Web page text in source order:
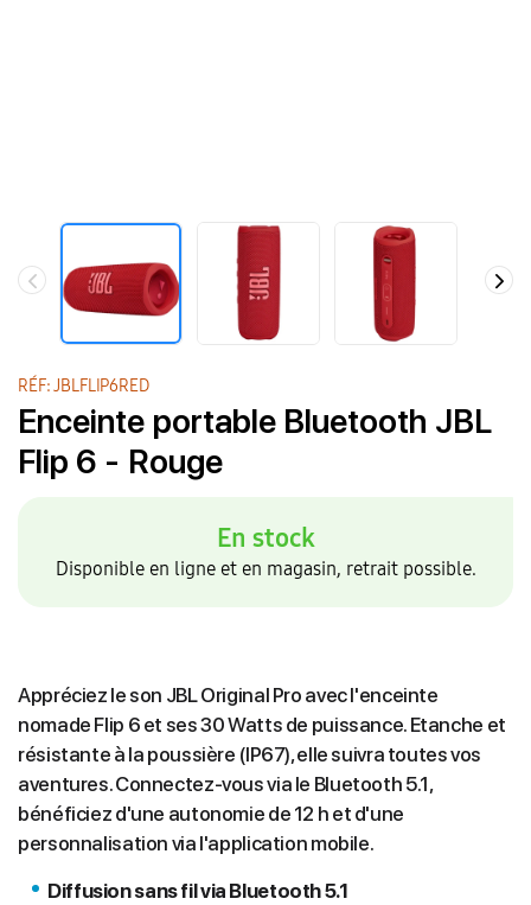
RÉF: JBLFLIP6RED
Enceinte portable Bluetooth JBL
Flip 6 - Rouge
En stock
Disponible en ligne et en magasin, retrait possible.
Appréciez le son JBL Original Pro avec l'enceinte
nomade Flip 6 et ses 30 Watts de puissance. Etanche et
résistante à la poussière (IP67), elle suivra toutes vos
aventures. Connectez-vous via le Bluetooth 5.1,
bénéficiez d'une autonomie de 12 h et d'une
personnalisation via l'application mobile.
Diffusion sans fil via Bluetooth 5.1